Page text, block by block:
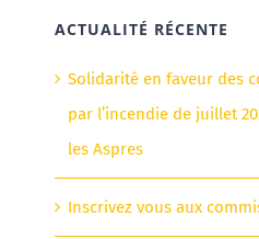
ACTUALITÉ RÉCENTE
Solidarité en faveur des
par l’incendie de juillet
les Aspres
Inscrivez vous aux